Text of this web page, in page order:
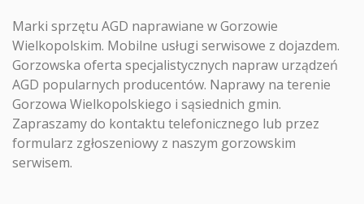
Marki sprzętu AGD naprawiane w Gorzowie
Wielkopolskim. Mobilne usługi serwisowe z dojazdem.
Gorzowska oferta specjalistycznych napraw urządzeń
AGD popularnych producentów. Naprawy na terenie
Gorzowa Wielkopolskiego i sąsiednich gmin.
Zapraszamy do kontaktu telefonicznego lub przez
formularz zgłoszeniowy z naszym gorzowskim
serwisem.